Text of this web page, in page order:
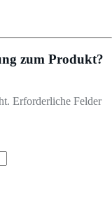
zum Produkt?
Erforderliche Felder